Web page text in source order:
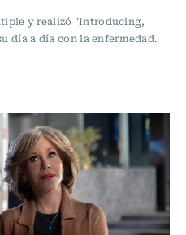
y realizó "Introducing,
día a día con la enfermedad.